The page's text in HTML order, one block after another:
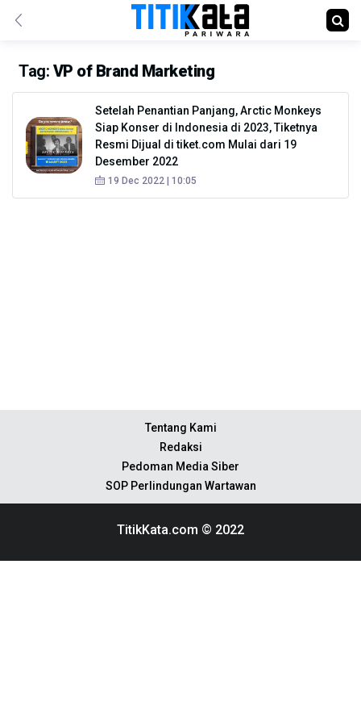
Tag: VP of Brand Marketing
Setelah Penantian Panjang, Arctic Monkeys
Siap Konser di Indonesia di 2023, Tiketnya
Resmi Dijual di tiket.com Mulai dari 19
Desember 2022
19 Dec 2022 | 10:05
Tentang Kami
Redaksi
Pedoman Media Siber
SOP Perlindungan Wartawan
TitikKata.com © 2022